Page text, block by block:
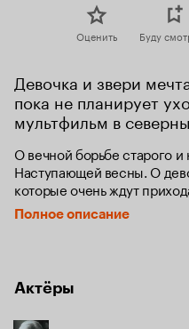
Оценить Буду
Девочка и звери
пока не планирует
мультфильм в
О вечной борьбе старого
Наступающей весны. О
которые очень ждут
приблизить, но полярная
Полное описание
Актёры